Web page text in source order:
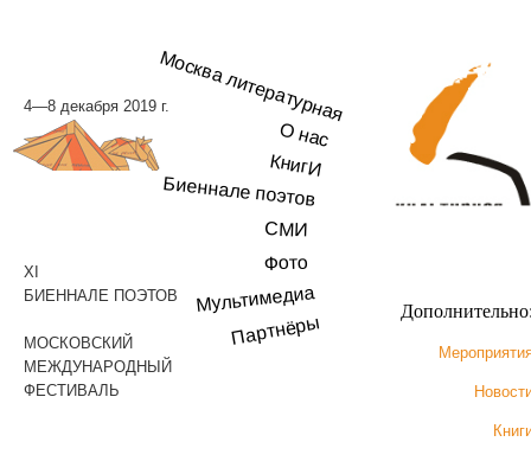
4—8 декабря 2019 г.
XI
БИЕННАЛЕ ПОЭТОВ
МОСКОВСКИЙ
МЕЖДУНАРОДНЫЙ
ФЕСТИВАЛЬ
Москва литературная
О нас
КнигИ
Биеннале поэтов
СМИ
Фото
Мультимедиа
Партнёры